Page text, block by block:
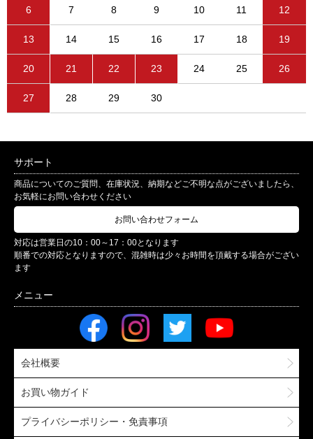
6 7 8 9 10 11 12
13 14 15 16 17 18 19
20 21 22 23 24 25 26
27 28 29 30
サポート
商品についてのご質問、在庫状況、納期などご不明な点がございましたら、
お気軽にお問い合わせください
お問い合わせフォーム
対応は営業日の10：00～17：00となります
順番での対応となりますので、混雑時は少々お時間を頂戴する場合がござい
ます
会社概要
お買い物ガイド
プライバシーポリシー・免責事項